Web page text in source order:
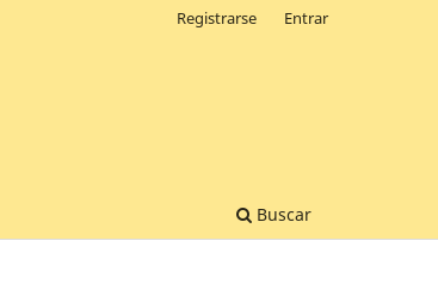
Buscar
Registrarse Entrar